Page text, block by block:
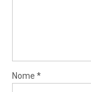
Nome *